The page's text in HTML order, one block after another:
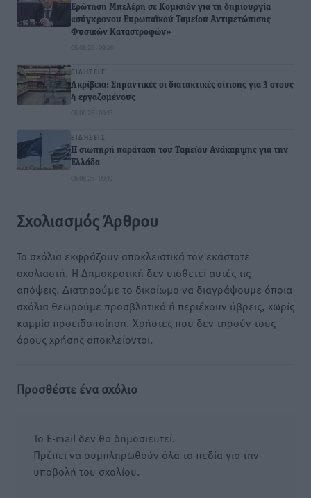
Ερώτηση Μπελέρη σε Κομισιόν για τη δημιουργία
«σύγχρονου Ευρωπαϊκού Ταμείου Αντιμετώπισης
Φυσικών Καταστροφών»
06.08.26 · 09:20
ΕΙΔΉΣΕΙΣ
Ακρίβεια: Σημαντικές οι διατακτικές σίτισης για 3 στους
4 εργαζομένους
06.08.26 · 09:15
ΕΙΔΉΣΕΙΣ
Η σιωπηρή παράταση του Ταμείου Ανάκαμψης για την
Ελλάδα
06.08.26 · 09:10
Σχολιασμός Άρθρου
Τα σχόλια εκφράζουν αποκλειστικά τον εκάστοτε
σχολιαστή. Η Δημοκρατική δεν υιοθετεί αυτές τις
απόψεις. Διατηρούμε το δικαίωμα να διαγράψουμε όποια
σχόλια θεωρούμε προσβλητικά ή περιέχουν ύβρεις, χωρίς
καμμία προειδοποίηση. Χρήστες που δεν τηρούν τους
όρους χρήσης αποκλείονται.
Προσθέστε ένα σχόλιο
Το E-mail δεν θα δημοσιευτεί.
Πρέπει να συμπληρωθούν όλα τα πεδία για την
υποβολή του σχολίου.